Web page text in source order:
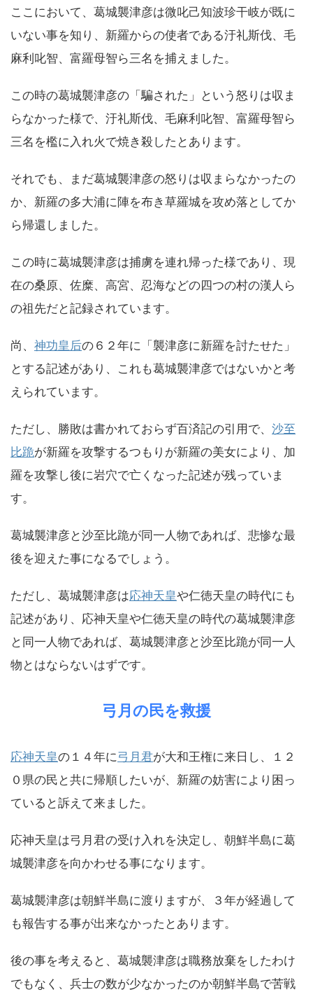
ここにおいて、葛城襲津彦は微叱己知波珍干岐が既に
いない事を知り、新羅からの使者である汙礼斯伐、毛
麻利叱智、富羅母智ら三名を捕えました。
この時の葛城襲津彦の「騙された」という怒りは収ま
らなかった様で、汙礼斯伐、毛麻利叱智、富羅母智ら
三名を檻に入れ火で焼き殺したとあります。
それでも、まだ葛城襲津彦の怒りは収まらなかったの
か、新羅の多大浦に陣を布き草羅城を攻め落としてか
ら帰還しました。
この時に葛城襲津彦は捕虜を連れ帰った様であり、現
在の桑原、佐糜、高宮、忍海などの四つの村の漢人ら
の祖先だと記録されています。
尚、 神功皇后の６２年に「襲津彦に新羅を討たせた」
とする記述があり、これも葛城襲津彦ではないかと考
えられています。
ただし、勝敗は書かれておらず百済記の引用で、 沙至
比跪が新羅を攻撃するつもりが新羅の美女により、加
羅を攻撃し後に岩穴で亡くなった記述が残っていま
す。
葛城襲津彦と沙至比跪が同一人物であれば、悲惨な最
後を迎えた事になるでしょう。
ただし、葛城襲津彦は応神天皇や仁徳天皇の時代にも
記述があり、応神天皇や仁徳天皇の時代の葛城襲津彦
と同一人物であれば、葛城襲津彦と沙至比跪が同一人
物とはならないはずです。
弓月の民を救援
応神天皇の１４年に弓月君が大和王権に来日し、１２
０県の民と共に帰順したいが、新羅の妨害により困っ
ていると訴えて来ました。
応神天皇は弓月君の受け入れを決定し、朝鮮半島に葛
城襲津彦を向かわせる事になります。
葛城襲津彦は朝鮮半島に渡りますが、３年が経過して
も報告する事が出来なかったとあります。
後の事を考えると、葛城襲津彦は職務放棄をしたわけ
でもなく、兵士の数が少なかったのか朝鮮半島で苦戦